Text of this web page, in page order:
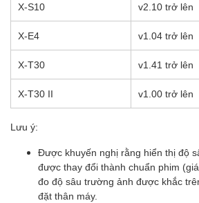
X-S10 v2.10 trở lên
X-E4 v1.04 trở lên
X-T30 v1.41 trở lên
X-T30 II v1.00 trở lên
Lưu ý:
Được khuyến nghị rằng hiển thị độ
được thay đổi thành chuẩn phim
đo độ sâu trường ảnh được khắc
đặt thân máy.